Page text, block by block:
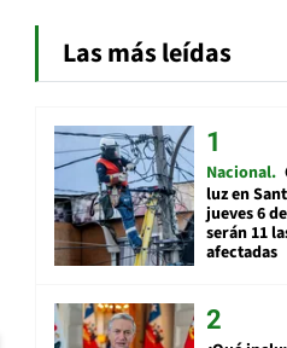
Las más leídas
Nacional
luz en
jueves 6
serán 11
afectadas